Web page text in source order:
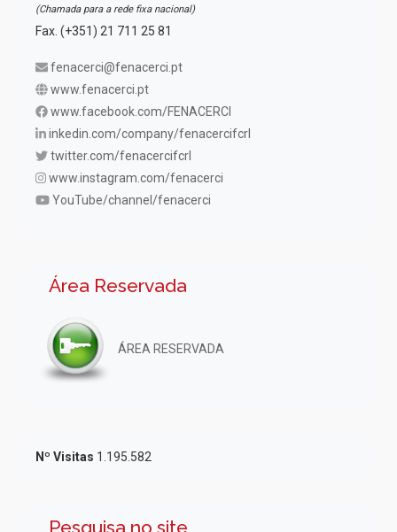
(Chamada para a rede fixa nacional)
Fax. (+351) 21 711 25 81
fenacerci@fenacerci.pt
www.fenacerci.pt
www.facebook.com/FENACERCI
inkedin.com/company/fenacercifcrl
twitter.com/fenacercifcrl
www.instagram.com/fenacerci
YouTube/channel/fenacerci
Área Reservada
ÁREA RESERVADA
Nº Visitas 1.195.582
Pesquisa no site